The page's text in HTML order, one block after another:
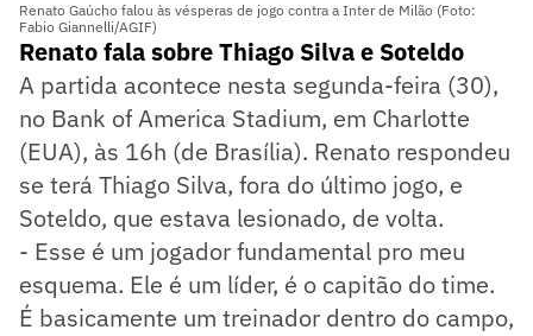
Renato Gaúcho falou às vésperas de jogo contra a Inter de Milão (Foto:
Fabio Giannelli/AGIF)
Renato fala sobre Thiago Silva e Soteldo
A partida acontece nesta segunda-feira (30),
no Bank of America Stadium, em Charlotte
(EUA), às 16h (de Brasília). Renato respondeu
se terá Thiago Silva, fora do último jogo, e
Soteldo, que estava lesionado, de volta.
- Esse é um jogador fundamental pro meu
esquema. Ele é um líder, é o capitão do time.
É basicamente um treinador dentro do campo,